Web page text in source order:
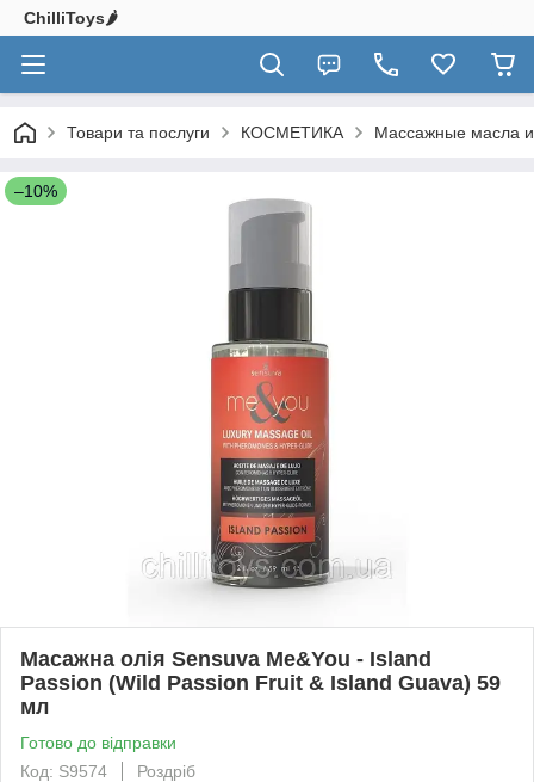
ChilliToys🌶️
Товари та послуги КОСМЕТИКА Массажные масла
–10%
Масажна олія Sensuva Me&You - Island
Passion (Wild Passion Fruit & Island Guava) 59
мл
Готово до відправки
Код: S9574
Роздріб